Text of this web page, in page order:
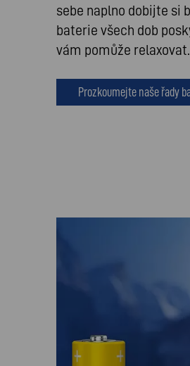
sebe naplno dobijte si
baterie všech dob
vám pomůže relaxovat.
Prozkoumejte naše řady